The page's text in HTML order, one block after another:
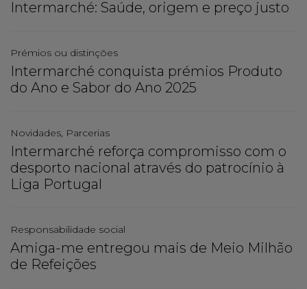
Intermarché: Saúde, origem e preço justo
Prémios ou distinções
Intermarché conquista prémios Produto
do Ano e Sabor do Ano 2025
Novidades, Parcerias
Intermarché reforça compromisso com o
desporto nacional através do patrocínio à
Liga Portugal
Responsabilidade social
Amiga-me entregou mais de Meio Milhão
de Refeições